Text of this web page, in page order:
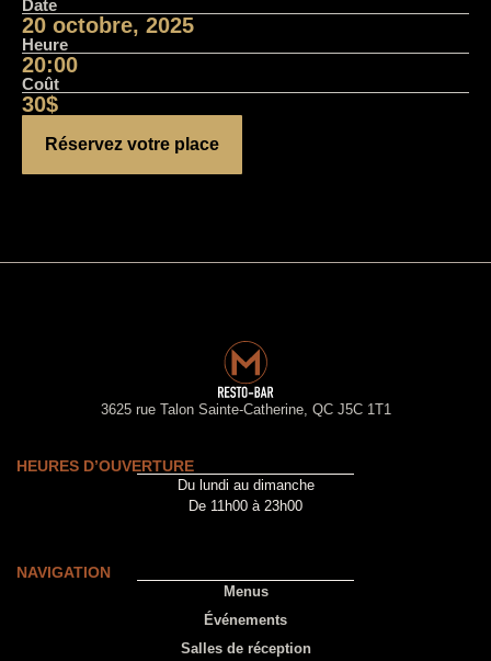
Date
20 octobre, 2025
Heure
20:00
Coût
30$
Réservez votre place
3625 rue Talon Sainte-Catherine, QC J5C 1T1
HEURES D’OUVERTURE
Du lundi au dimanche
De 11h00 à 23h00
NAVIGATION
Menus
Événements
Salles de réception